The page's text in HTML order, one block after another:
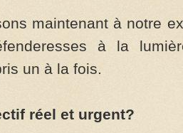
maintenant à notre
à la
un à la fois.
réel et urgent?